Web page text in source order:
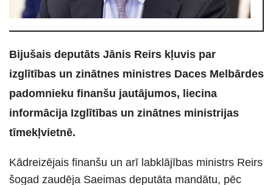
Bijušais deputāts Jānis Reirs kļuvis par
izglītības un zinātnes ministres Daces Melbārdes
padomnieku finanšu jautājumos, liecina
informācija Izglītības un zinātnes ministrijas
tīmekļvietnē.
Kādreizējais finanšu un arī labklājības ministrs Reirs
šogad zaudēja Saeimas deputāta mandātu, pēc